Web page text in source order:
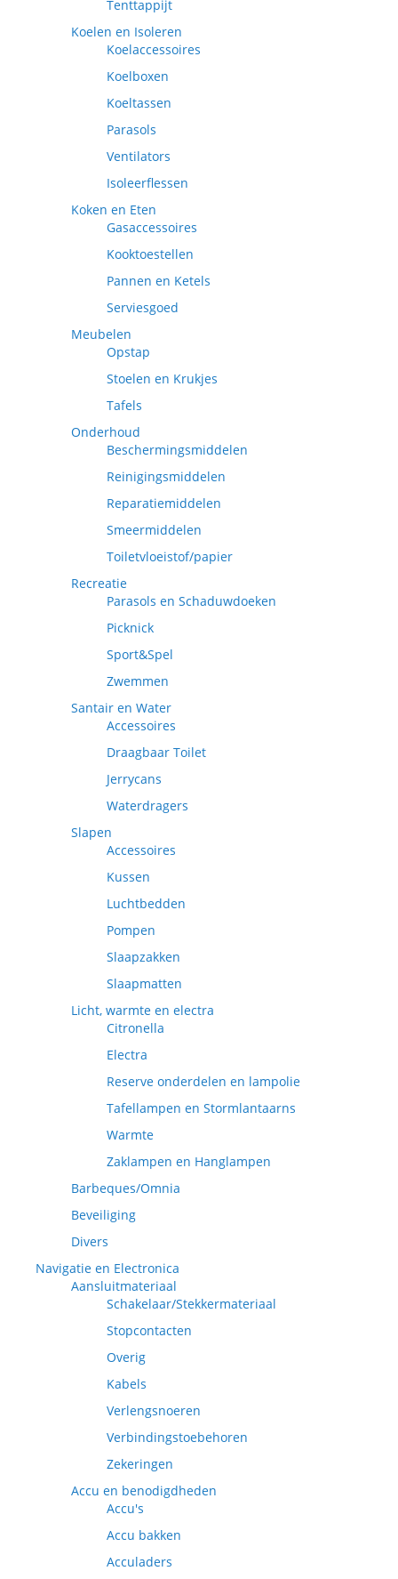
Tenttappijt
Koelen en Isoleren
Koelaccessoires
Koelboxen
Koeltassen
Parasols
Ventilators
Isoleerflessen
Koken en Eten
Gasaccessoires
Kooktoestellen
Pannen en Ketels
Serviesgoed
Meubelen
Opstap
Stoelen en Krukjes
Tafels
Onderhoud
Beschermingsmiddelen
Reinigingsmiddelen
Reparatiemiddelen
Smeermiddelen
Toiletvloeistof/papier
Recreatie
Parasols en Schaduwdoeken
Picknick
Sport&Spel
Zwemmen
Santair en Water
Accessoires
Draagbaar Toilet
Jerrycans
Waterdragers
Slapen
Accessoires
Kussen
Luchtbedden
Pompen
Slaapzakken
Slaapmatten
Licht, warmte en electra
Citronella
Electra
Reserve onderdelen en lampolie
Tafellampen en Stormlantaarns
Warmte
Zaklampen en Hanglampen
Barbeques/Omnia
Beveiliging
Divers
Navigatie en Electronica
Aansluitmateriaal
Schakelaar/Stekkermateriaal
Stopcontacten
Overig
Kabels
Verlengsnoeren
Verbindingstoebehoren
Zekeringen
Accu en benodigdheden
Accu's
Accu bakken
Acculaders